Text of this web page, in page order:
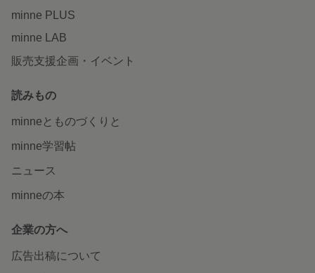
minne PLUS
minne LAB
販売支援企画・イベント
読みもの
minneとものづくりと
minne学習帖
ニュース
minneの本
企業の方へ
広告出稿について